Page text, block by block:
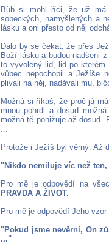
Bůh si mohl říci, že už má
sobeckých, namyšlených a
lásku a oni přesto od něj
Dalo by se čekat, že přes
Boží lásku a budou nadšeni
to vyvolený lid, lid po
vůbec nepochopil a Ježíše
plivali na něj, nadávali mu,
Možná si říkáš, že proč já
mnou pohrdl a dosud
možná tě ponižuje až
...
Protože i Ježíš byl věrný. Až
"Nikdo nemiluje víc než
Pro mě je odpovědí na
PRAVDA A ŽIVOT.
Pro mě je odpovědí Jeho
"Pokud jsme nevěrní, On
..."